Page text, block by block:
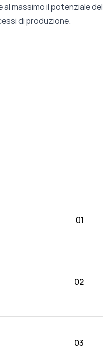
massimo il potenziale del
di produzione.
01
02
03